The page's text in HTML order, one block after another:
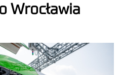
Wrocławia